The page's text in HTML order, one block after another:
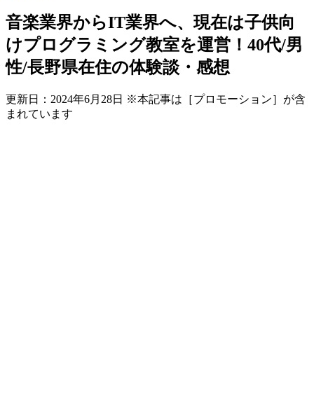
音楽業界からIT業界へ、現在は子供向
けプログラミング教室を運営！40代/男
性/長野県在住の体験談・感想
更新日： 2024年6月28日 ※本記事は［プロモーション］が含
まれています